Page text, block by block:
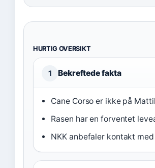
HURTIG OVERSIKT
1 Bekreftede fakta
Cane Corso er ikke på
Rasen har en forventet
NKK anbefaler kontakt